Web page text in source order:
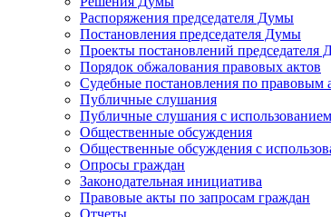
Распоряжения председателя Думы
Постановления председателя Думы
Проекты постановлений председателя
Порядок обжалования правовых актов
Судебные постановления по правовым
Публичные слушания
Публичные слушания с
Общественные обсуждения
Общественные обсуждения с
Опросы граждан
Законодательная инициатива
Правовые акты по запросам граждан
Отчеты